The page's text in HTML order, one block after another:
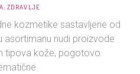
ZDRAVLJE
kozmetike sastavljene od
asortimanu nudi proizvode
tipova kože, pogotovo